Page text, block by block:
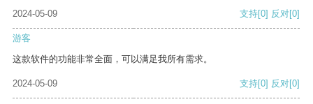
2024-05-09 支持[0] 反对[0]
游客
这款软件的功能非常全面，可以满足我所有需求。
2024-05-09 支持[0] 反对[0]